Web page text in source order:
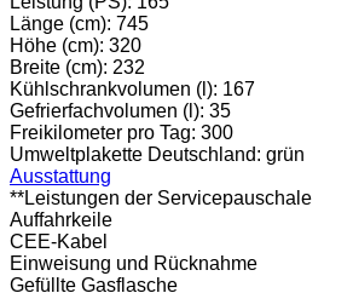
Länge (cm): 745
Höhe (cm): 320
Breite (cm): 232
Kühlschrankvolumen (l): 167
Gefrierfachvolumen (l): 35
Freikilometer pro Tag: 300
Umweltplakette Deutschland: grün
Ausstattung
**Leistungen der Servicepauschale
Auffahrkeile
CEE-Kabel
Einweisung und Rücknahme
Gefüllte Gasflasche